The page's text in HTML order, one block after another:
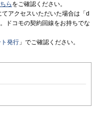
ら をご確認ください。
アクセスいただいた場合は「d
ドコモの契約回線をお持ちでな
発行 」でご確認ください。